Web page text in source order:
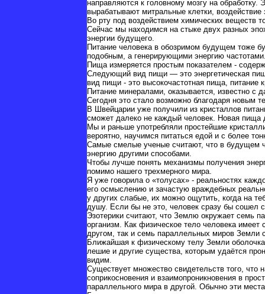
направляются к головному мозгу на обработку.
вырабатывают митральные клетки,
Во рту под воздействием химических веществ
Сейчас мы находимся на стыке двух разных
энергии будущего.
Питание человека в обозримом будущем тоже
подобным, а генерирующими энергию
Пища измеряется простым показателем -
Следующий вид пищи — это энергетическая
вид пищи - это высокочастотная пища, питание
Питание минералами, оказывается, известно с
Сегодня это стало возможно благодаря новым
В Швейцарии уже получили из кристаллов
сможет далеко не каждый человек. Новая пища
Мы и раньше употребляли простейшие
вероятно, научимся питаться едой и с более
Самые смелые ученые считают, что в будущем
энергию другими способами.
Чтобы лучше понять механизмы получения
помимо нашего трехмерного мира.
Я уже говорила о «толусах» - реальностях
его осмыслению и зачастую враждебных
у других слабые, их можно ощутить, когда на
душу. Если бы не это, человек сразу бы сошел
Эзотерики считают, что Землю окружает семь
организм. Как физическое тело человека
другом, так и семь параллельных миров Земли
Ближайшая к физическому телу Земли
лешие и другие существа, которым удаётся
видим.
Существует множество свидетельств того,
соприкосновения и взаимопроникновения в
параллельного мира в другой. Обычно эти